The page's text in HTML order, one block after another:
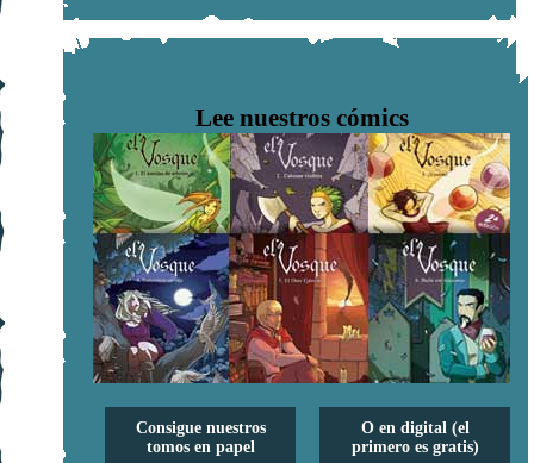
Lee nuestros cómics
Consigue nuestros
tomos en papel
O en digital (el
primero es gratis)